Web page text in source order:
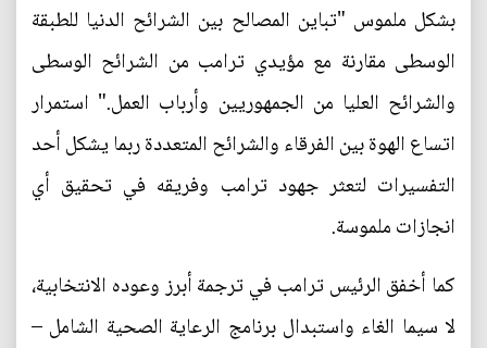
بشكل ملموس "تباين المصالح بين الشرائح الدنيا للطبقة
الوسطى مقارنة مع مؤيدي ترامب من الشرائح الوسطى
والشرائح العليا من الجمهوريين وأرباب العمل." استمرار
اتساع الهوة بين الفرقاء والشرائح المتعددة ربما يشكل أحد
التفسيرات لتعثر جهود ترامب وفريقه في تحقيق أي
انجازات ملموسة.
كما أخفق الرئيس ترامب في ترجمة أبرز وعوده الانتخابية،
لا سيما الغاء واستبدال برنامج الرعاية الصحية الشامل –